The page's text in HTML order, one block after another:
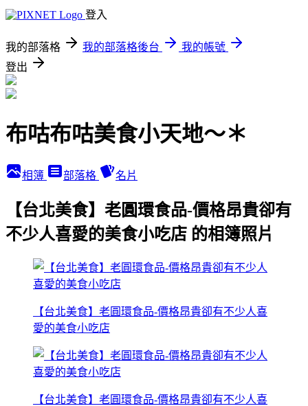
登入
我的部落格 我的部落格後台
我的帳號
登出
布咕布咕美食小天地～＊
相簿 部落格 名片
【台北美食】老圓環食品-價格昂貴卻有
不少人喜愛的美食小吃店 的相簿照片
【台北美食】老圓環食品-價格昂貴卻有不少人喜
愛的美食小吃店
【台北美食】老圓環食品-價格昂貴卻有不少人喜